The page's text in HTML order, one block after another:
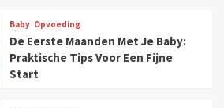
Baby Opvoeding
De Eerste Maanden Met Je Baby:
Praktische Tips Voor Een Fijne
Start